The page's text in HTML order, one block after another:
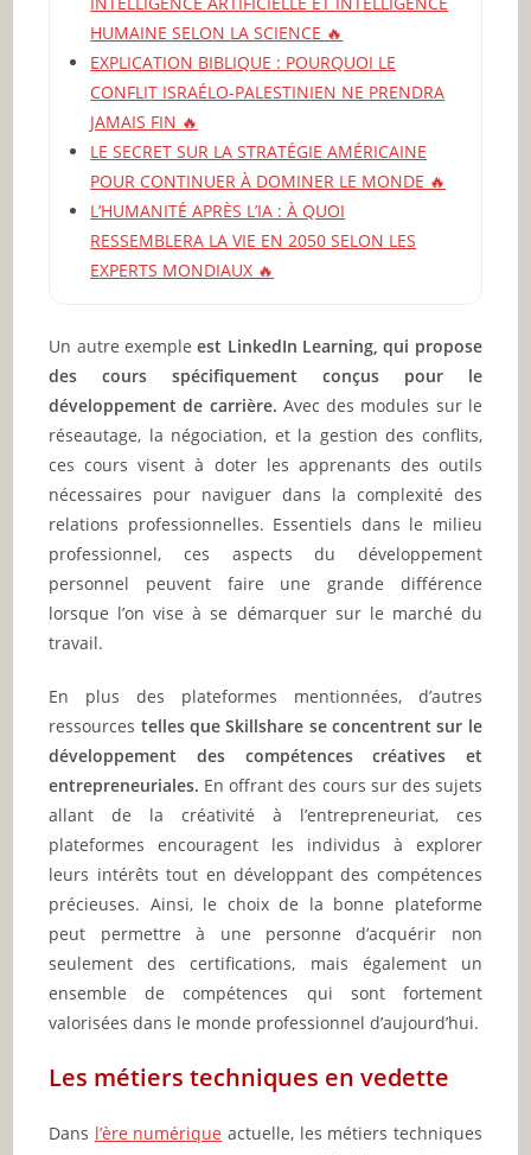
HUMAINE SELON LA SCIENCE 🔥
EXPLICATION BIBLIQUE : POURQUOI LE
CONFLIT ISRAÉLO-PALESTINIEN NE PRENDRA
JAMAIS FIN 🔥
LE SECRET SUR LA STRATÉGIE AMÉRICAINE
POUR CONTINUER À DOMINER LE MONDE 🔥
L’HUMANITÉ APRÈS L’IA : À QUOI
RESSEMBLERA LA VIE EN 2050 SELON LES
EXPERTS MONDIAUX 🔥
Un autre exempleest LinkedIn Learning, qui propose
des cours spécifiquement conçus pour le
développement de carrière. Avec des modules sur le
réseautage, la négociation, et la gestion des conflits,
ces cours visent à doter les apprenants des outils
nécessaires pour naviguer dans la complexité des
relations professionnelles. Essentiels dans le milieu
professionnel, ces aspects du développement
personnel peuvent faire une grande différence
lorsque l’on vise à se démarquer sur le marché du
travail.
En plus des plateformes mentionnées, d’autres
ressources telles que Skillshare se concentrent sur le
développement des compétences créatives et
entrepreneuriales. En offrant des cours sur des sujets
allant de la créativité à l’entrepreneuriat, ces
plateformes encouragent les individus à explorer
leurs intérêts tout en développant des compétences
précieuses. Ainsi, le choix de la bonne plateforme
peut permettre à une personne d’acquérir non
seulement des certifications, mais également un
ensemble de compétences qui sont fortement
valorisées dans le monde professionnel d’aujourd’hui.
Les métiers techniques en vedette
Dans l’ère numérique actuelle, les métiers techniques